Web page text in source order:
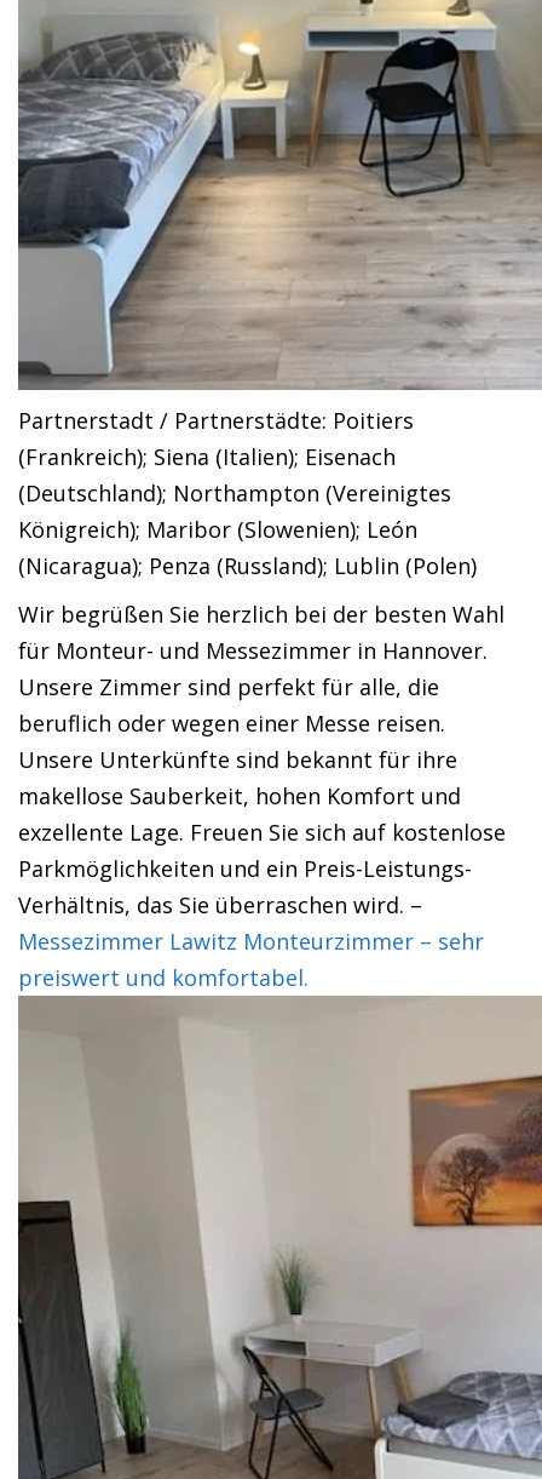
Partnerstadt / Partnerstädte: Poitiers
(Frankreich); Siena (Italien); Eisenach
(Deutschland); Northampton (Vereinigtes
Königreich); Maribor (Slowenien); León
(Nicaragua); Penza (Russland); Lublin (Polen)
Wir begrüßen Sie herzlich bei der besten Wahl
für Monteur- und Messezimmer in Hannover.
Unsere Zimmer sind perfekt für alle, die
beruflich oder wegen einer Messe reisen.
Unsere Unterkünfte sind bekannt für ihre
makellose Sauberkeit, hohen Komfort und
exzellente Lage. Freuen Sie sich auf kostenlose
Parkmöglichkeiten und ein Preis-Leistungs-
Verhältnis, das Sie überraschen wird. –
Messezimmer Lawitz Monteurzimmer – sehr
preiswert und komfortabel.